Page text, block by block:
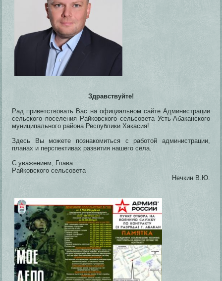
Здравствуйте!
Рад приветствовать Вас на официальном сайте Администрации
сельского поселения Райковского сельсовета Усть-Абаканского
муниципального района Республики Хакасия!
Здесь Вы можете познакомиться с работой администрации,
планах и перспективах развития нашего села.
С уважением, Глава
Райковского сельсовета
Нечкин В.Ю.